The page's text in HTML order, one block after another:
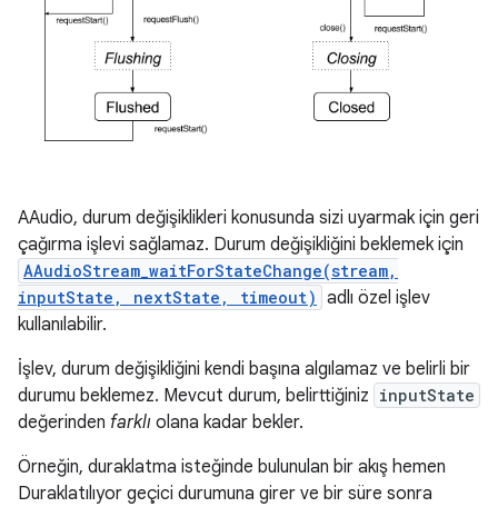
AAudio, durum değişiklikleri konusunda sizi uyarmak için geri
çağırma işlevi sağlamaz. Durum değişikliğini beklemek için
AAudioStream_waitForStateChange(stream,
inputState, nextState, timeout) adlı özel işlev
kullanılabilir.
İşlev, durum değişikliğini kendi başına algılamaz ve belirli bir
durumu beklemez. Mevcut durum, belirttiğiniz inputState
değerinden farklı olana kadar bekler.
Örneğin, duraklatma isteğinde bulunulan bir akış hemen
Duraklatılıyor geçici durumuna girer ve bir süre sonra